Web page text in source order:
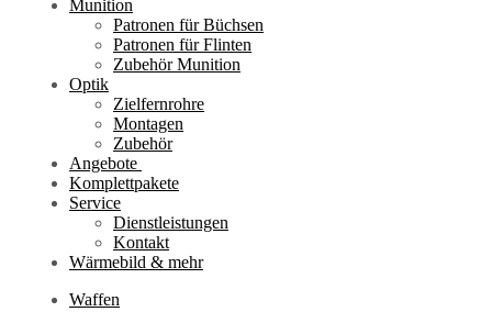
Munition
Patronen für Büchsen
Patronen für Flinten
Zubehör Munition
Optik
Zielfernrohre
Montagen
Zubehör
Angebote
Komplettpakete
Service
Dienstleistungen
Kontakt
Wärmebild & mehr
Waffen